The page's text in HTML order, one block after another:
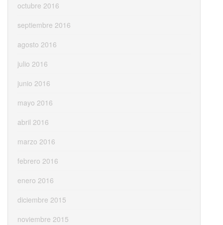
octubre 2016
septiembre 2016
agosto 2016
julio 2016
junio 2016
mayo 2016
abril 2016
marzo 2016
febrero 2016
enero 2016
diciembre 2015
noviembre 2015